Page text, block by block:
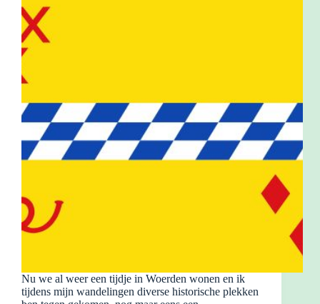
Nu we al weer een tijdje in Woerden wonen en ik
tijdens mijn wandelingen diverse historische plekken